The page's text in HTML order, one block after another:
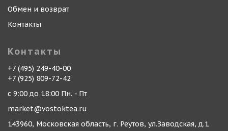
Обмен и возврат
Контакты
Контакты
+7 (495) 249-40-00
+7 (925) 809-72-42
с 9:00 до 18:00 Пн. - Пт
market@vostoktea.ru
143960, Московская область, г. Реутов, ул.Заводская, д.1